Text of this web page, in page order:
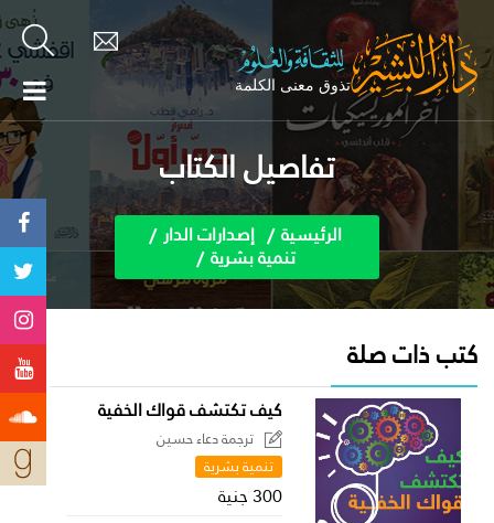
تفاصيل الكتاب
الرئيسية إصدارات الدار
تنمية بشرية
كتب ذات صلة
كيف تكتشف قواك الخفية
ترجمة دعاء حسين
تنمية بشرية
300 جنية